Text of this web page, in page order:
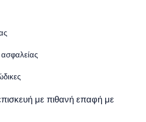
με πιθανή επαφή με